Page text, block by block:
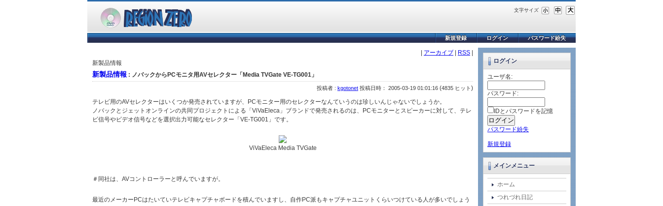
文字サイズ
パスワード紛失
ログイン
新規登録
アーカイブ RSS
新製品情報
新製品情報 : ノバックからPCモニタ用AVセレクター「Media TVGate VE-TG001」
投稿者 : kgotonet 投稿日時： 2005-03-19 01:01:16 (4835 ヒット)
テレビ用のAVセレクターはいくつか発売されていますが、PCモニター用のセレクターなんていうのは珍しいんじゃないでしょうか。
ノバックとジェットオンラインの共同プロジェクトによる「ViVaEleca」ブランドで発売されるのは、PCモニターとスピーカーに対して、テレ
ビ信号やビデオ信号などを選択出力可能なセレクター「VE-TG001」です。
ViVaEleca Media TVGate
＃同社は、AVコントローラーと呼んでいますが。
最近のメーカーPCはたいていテレビキャプチャボードを積んでいますし、自作PC派もキャプチャユニットくらいつけている人が多いでしょう
ログイン
ユーザ名:
パスワード:
IDとパスワードを記憶
パスワード紛失
新規登録
メインメニュー
ホーム
つれづれ日記